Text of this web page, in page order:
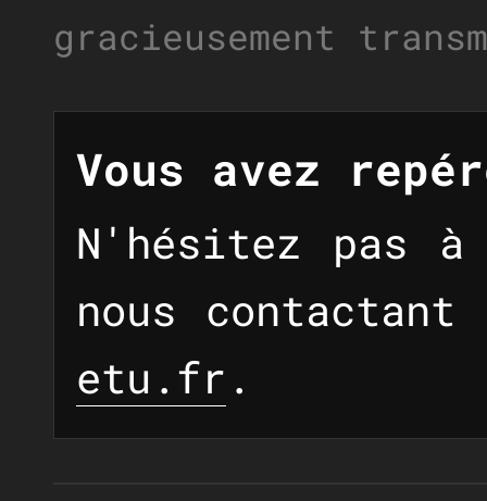
gracieusement
Vous avez
N'hésitez pas
nous
etu.fr .